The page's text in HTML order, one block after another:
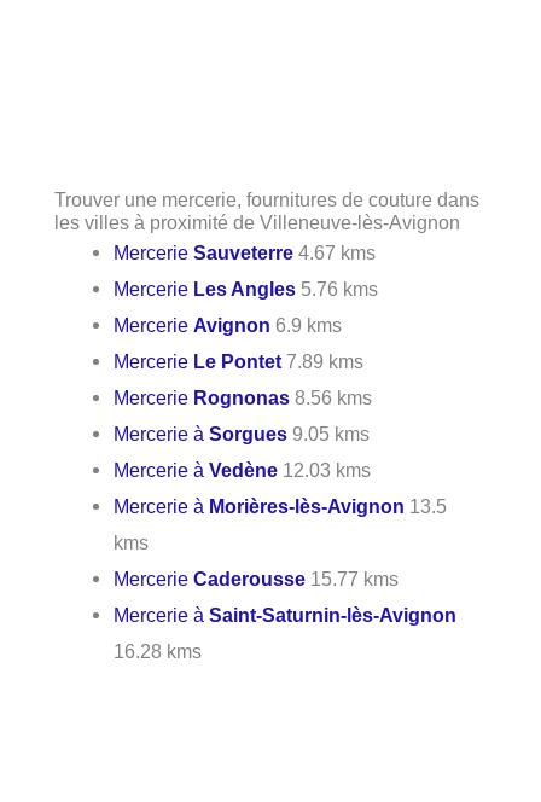
Trouver une mercerie, fournitures de couture dans
les villes à proximité de Villeneuve-lès-Avignon
MercerieSauveterre 4.67 kms
Mercerie Les Angles 5.76 kms
MercerieAvignon 6.9 kms
Mercerie Le Pontet 7.89 kms
Mercerie Rognonas 8.56 kms
Mercerie àSorgues 9.05 kms
Mercerie àVedène 12.03 kms
Mercerie à Morières-lès-Avignon 13.5
kms
MercerieCaderousse 15.77 kms
Mercerie àSaint-Saturnin-lès-Avignon
16.28 kms